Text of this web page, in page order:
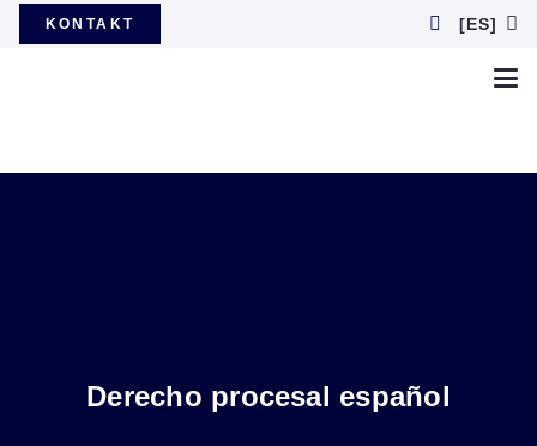
KONTAKT [ES]
Derecho procesal español